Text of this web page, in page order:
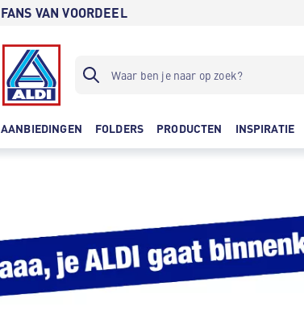
FANS VAN VOORDEEL
AANBIEDINGEN FOLDERS PRODUCTEN INSPIRATIE